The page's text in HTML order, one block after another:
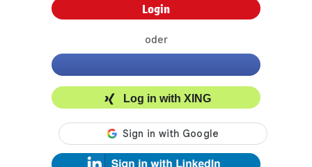
oder
Log in with XING